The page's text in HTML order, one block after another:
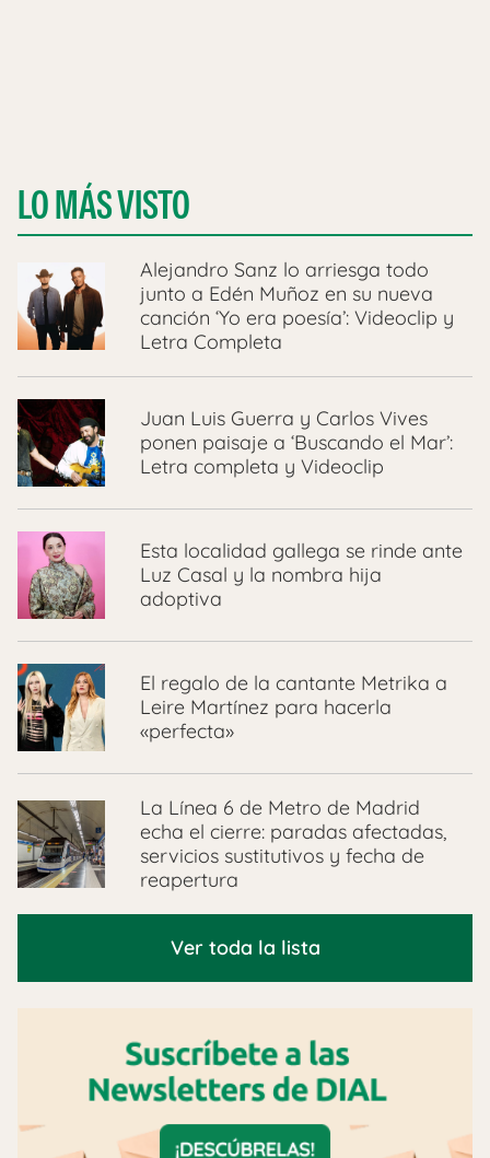
LO MÁS VISTO
Alejandro Sanz lo arriesga todo
junto a Edén Muñoz en su nueva
canción ‘Yo era poesía’: Videoclip y
Letra Completa
Juan Luis Guerra y Carlos Vives
ponen paisaje a ‘Buscando el Mar’:
Letra completa y Videoclip
Esta localidad gallega se rinde ante
Luz Casal y la nombra hija
adoptiva
El regalo de la cantante Metrika a
Leire Martínez para hacerla
«perfecta»
La Línea 6 de Metro de Madrid
echa el cierre: paradas afectadas,
servicios sustitutivos y fecha de
reapertura
Ver toda la lista